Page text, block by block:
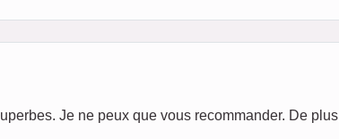
Je ne peux que vous recommander. De